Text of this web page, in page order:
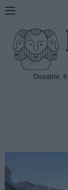
Mostra
navegació
Dissabte,